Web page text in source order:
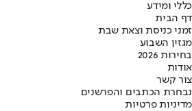
כללי ומידע
דף הבית
זמני כניסת וצאת שבת
מגזין השבוע
בחירות 2026
אודות
צור קשר
נבחרת הכתבים והפרשנים
מדיניות פרטיות